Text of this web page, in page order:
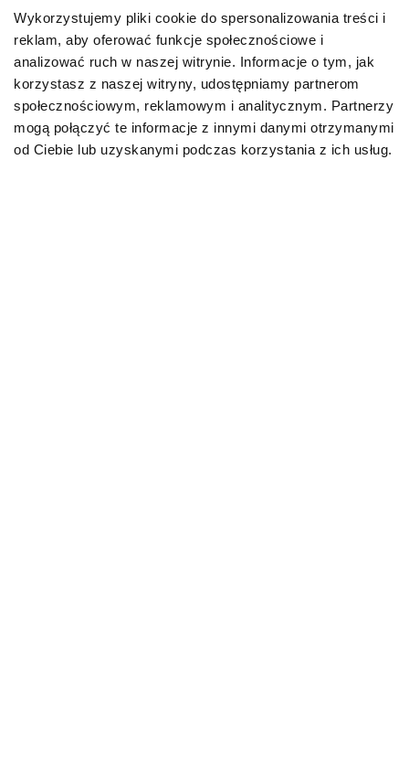
Wykorzystujemy pliki cookie do spersonalizowania treści i
reklam, aby oferować funkcje społecznościowe i
analizować ruch w naszej witrynie. Informacje o tym, jak
korzystasz z naszej witryny, udostępniamy partnerom
społecznościowym, reklamowym i analitycznym. Partnerzy
mogą połączyć te informacje z innymi danymi otrzymanymi
od Ciebie lub uzyskanymi podczas korzystania z ich usług.
kociętami, pojawia się w sytuacjach stresowych, gdy
zwierzę chce sobie dodać otuchy.
Prychanie
Prychanie kota, podobnie jak syczenie i warczenie
(zgadza się, nie tylko psy potrafią warczeć!), nie ma